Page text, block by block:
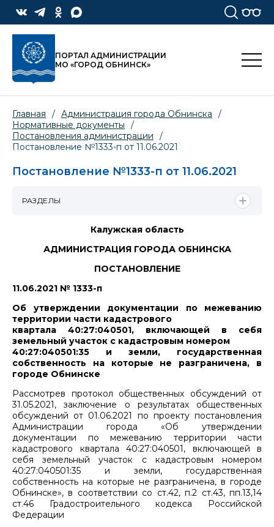
ПОРТАЛ АДМИНИСТРАЦИИ
МО «ГОРОД ОБНИНСК»
Главная / Администрация города Обнинска
/
Нормативные документы
/
Постановления администрации
/
Постановление №1333-п от 11.06.2021
Постановление №1333-п от 11.06.2021
Калужская область
АДМИНИСТРАЦИЯ ГОРОДА ОБНИНСКА
ПОСТАНОВЛЕНИЕ
11.06.2021 № 1333-п
Об утверждении документации по межеванию
территории части кадастрового
квартала 40:27:040501, включающей в себя
земельный участок с кадастровым номером
40:27:040501:35 и земли, государственная
собственность на которые не разграничена, в
городе Обнинске
Рассмотрев протокол общественных обсуждений от
31.05.2021, заключение о результатах общественных
обсуждений от 01.06.2021 по проекту постановления
Администрации города «Об утверждении
документации по межеванию территории части
кадастрового квартала 40:27:040501, включающей в
себя земельный участок с кадастровым номером
40:27:040501:35 и земли, государственная
собственность на которые не разграничена, в городе
Обнинске», в соответствии со ст.42, п.2 ст.43, пп.13,14
ст.46 Градостроительного кодекса Российской
Федерации
РАЗДЕЛЫ